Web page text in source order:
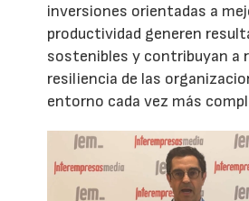
inversiones orientadas a
productividad generen
sostenibles y contribuyan a
resiliencia de las
entorno cada vez más